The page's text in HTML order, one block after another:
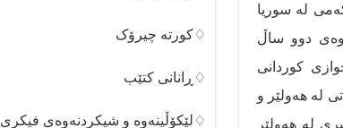
لە سوریا
دوو ساڵ
کوردانی
لە هەولێر و
لە هەولێر
♢کورتە چیرۆک
♢ڕانانی کتێب
♢لێکۆڵینەوە و شیکردنەوەی فیکری